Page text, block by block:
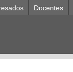
Docentes